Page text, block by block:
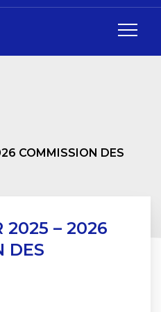
COMMISSION DES
2025 – 2026
DES